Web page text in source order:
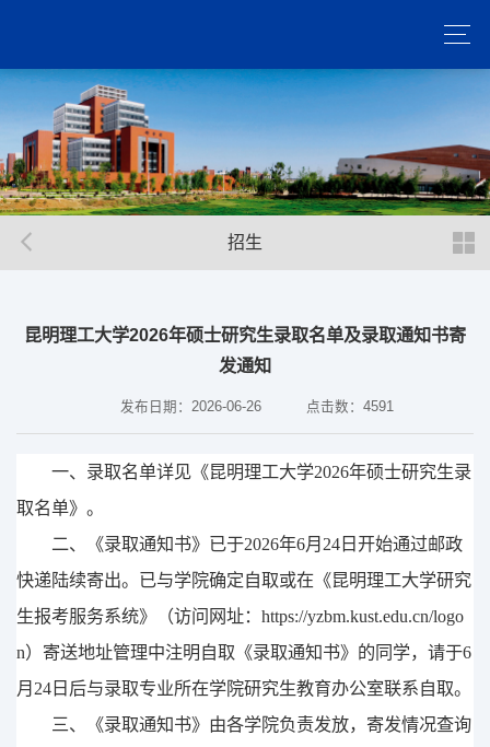
招生
昆明理工大学2026年硕士研究生录取名单及录取通知书寄
发通知
发布日期：2026-06-26 点击数：4591
一、录取名单详见《昆明理工大学2026年硕士研究生录
取名单》。
二、《录取通知书》 已于2026年6月 24 日开始通过邮政
快递陆续寄出。已与学院确定自取或在《昆明理工大学研究
生报考服务系统》（访问网址： https://yzbm.kust.edu.cn/logo
n）寄送地址管理中注明自取《录取通知书》的同学，请于6
月 24 日后与录取专业所在学院研究生教育办公室联系自取。
三、《录取通知书》由各学院负责发放，寄发情况查询